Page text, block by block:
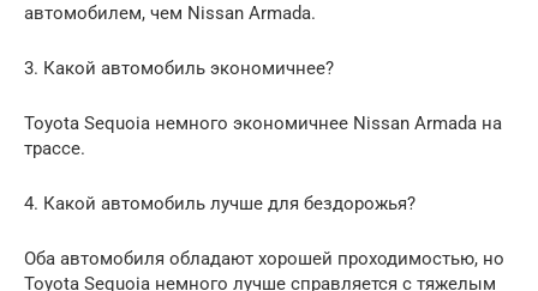
автомобилем, чем Nissan Armada.
3. Какой автомобиль экономичнее?
Toyota Sequoia немного экономичнее Nissan Armada на
трассе.
4. Какой автомобиль лучше для бездорожья?
Оба автомобиля обладают хорошей проходимостью, но
Toyota Sequoia немного лучше справляется с тяжелым